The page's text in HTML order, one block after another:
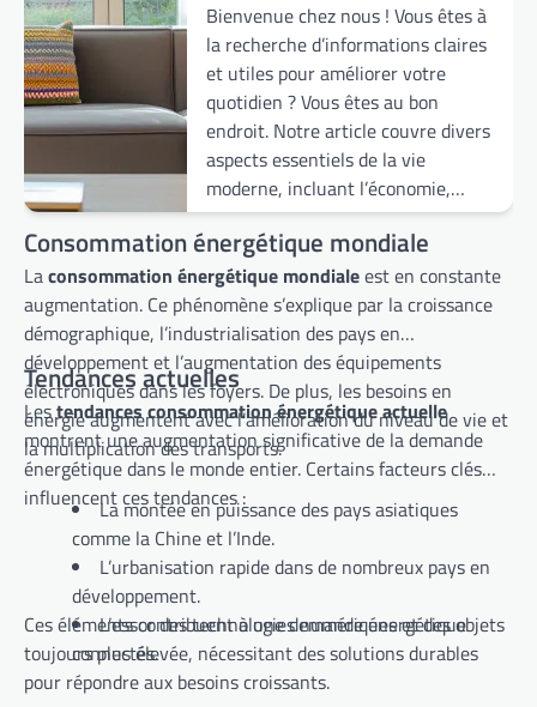
Bienvenue chez nous ! Vous êtes à
la recherche d’informations claires
et utiles pour améliorer votre
quotidien ? Vous êtes au bon
endroit. Notre article couvre divers
aspects essentiels de la vie
moderne, incluant l’économie,…
Consommation énergétique mondiale
Laconsommation énergétique mondialeest en constante
augmentation. Ce phénomène s’explique par la croissance
démographique, l’industrialisation des pays en
développement et l’augmentation des équipements
électroniques dans les foyers. De plus, les besoins en
énergie augmentent avec l’amélioration du niveau de vie et
la multiplication des transports.
Tendances actuelles
Lestendances consommation énergétique actuelle
montrent une augmentation significative de la demande
énergétique dans le monde entier. Certains facteurs clés
influencent ces tendances :
La montée en puissance des pays asiatiques
comme la Chine et l’Inde.
L’urbanisation rapide dans de nombreux pays en
développement.
L’essor des technologies numériques et des objets
connectés.
Ces éléments contribuent à une demande énergétique
toujours plus élevée, nécessitant des solutions durables
pour répondre aux besoins croissants.